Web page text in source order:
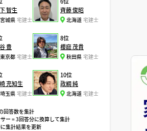
智生
宅建士
宮城県
齊藤 俊昭
宅建士
北海道
豊
宅建士
東京都
8位
櫻庭 茂貴
宅建士
秋田県
充知生
宅建士
埼玉県
10位
政綱 純
宅建士
北海道
回答数を集計
ー = 3回答分に換算して集計
集計結果を更新